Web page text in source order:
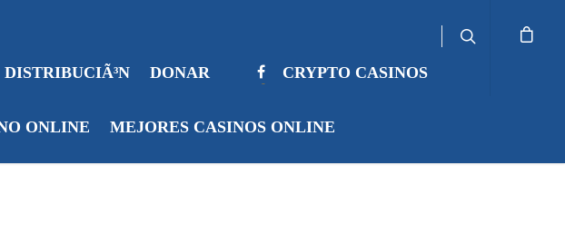
DISTRIBUCIÃ³N DONAR CRYPTO CASINOS
ONLINE MEJORES CASINOS ONLINE